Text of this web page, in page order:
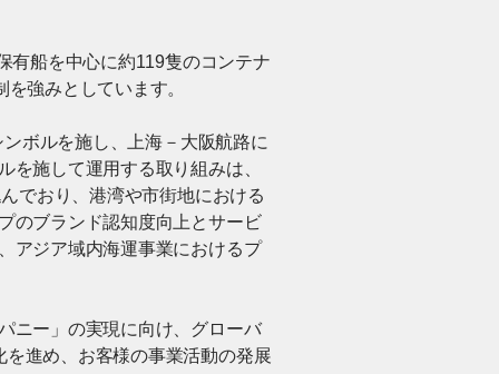
有船を中心に約119隻のコンテナ
強みとしています。
ボルを施し、上海－大阪航路に
施して運用する取り組みは、
でおり、港湾や市街地における
のブランド認知度向上とサービ
アジア域内海運事業におけるプ
ニー」の実現に向け、グローバ
進め、お客様の事業活動の発展